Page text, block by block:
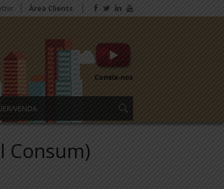
Àrea Clients
Coneix-nos
VENDA
Consum)